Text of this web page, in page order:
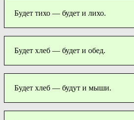
Будет тихо — будет и лихо.
Будет хлеб — будет и обед.
Будет хлеб — будут и мыши.